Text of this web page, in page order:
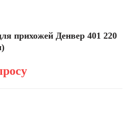
прихожей Денвер 401 220